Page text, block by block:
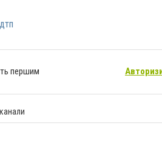
першим